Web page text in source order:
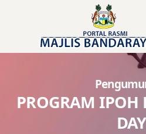
PROGRAM IPOH
DAY